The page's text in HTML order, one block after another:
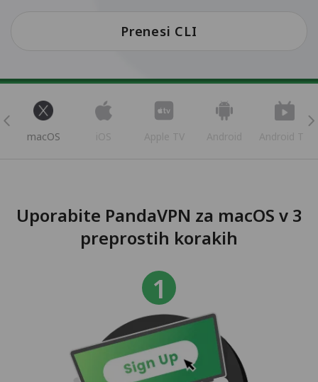
Prenesi CLI
macOS iOS Apple TV Android Android TV
Uporabite PandaVPN za macOS v 3
preprostih korakih